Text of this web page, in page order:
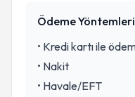
Ödeme Yöntemleri
• Kredi kartı ile
• Nakit
• Havale/EFT